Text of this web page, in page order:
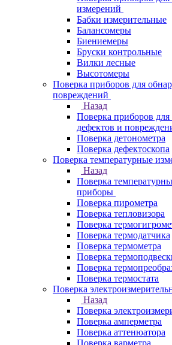
измерений
Бабки измерительные
Балансомеры
Биениемеры
Бруски контрольные
Вилки лесные
Высотомеры
Поверка приборов для
повреждений
Назад
Поверка приборов
дефектов и
Поверка детонометра
Поверка дефектоскопа
Поверка температурные
Назад
Поверка
приборы
Поверка пирометра
Поверка тепловизора
Поверка
Поверка термодатчика
Поверка термометра
Поверка
Поверка
Поверка термостата
Поверка
Назад
Поверка
Поверка амперметра
Поверка аттенюатора
Поверка варметра